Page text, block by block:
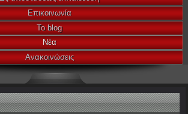
Επικοινωνία
Το blog
Νέα
Ανακοινώσεις